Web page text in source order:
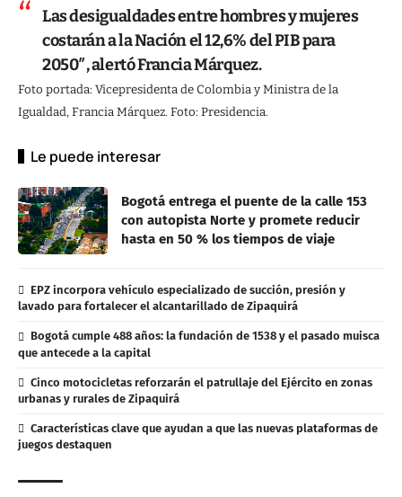
Las desigualdades entre hombres y mujeres
costarán a la Nación el 12,6% del PIB para
2050″, alertó Francia Márquez.
Foto portada: Vicepresidenta de Colombia y Ministra de la
Igualdad, Francia Márquez. Foto: Presidencia.
Le puede interesar
Bogotá entrega el puente de la calle 153
con autopista Norte y promete reducir
hasta en 50 % los tiempos de viaje
EPZ incorpora vehículo especializado de succión, presión y
lavado para fortalecer el alcantarillado de Zipaquirá
Bogotá cumple 488 años: la fundación de 1538 y el pasado muisca
que antecede a la capital
Cinco motocicletas reforzarán el patrullaje del Ejército en zonas
urbanas y rurales de Zipaquirá
Características clave que ayudan a que las nuevas plataformas de
juegos destaquen